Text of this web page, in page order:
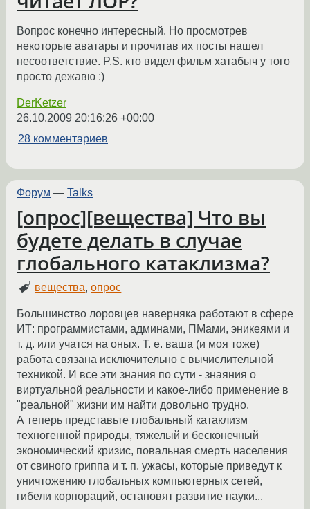
Вопрос конечно интересный. Но просмотрев
некоторые аватары и прочитав их посты нашел
несоответствие. P.S. кто видел фильм хатабыч у того
просто дежавю :)
DerKetzer
26.10.2009 20:16:26 +00:00
28 комментариев
Форум — Talks
[опрос][вещества] Что вы
будете делать в случае
глобального катаклизма?
вещества,опрос
Большинство лоровцев наверняка работают в сфере
ИТ: программистами, админами, ПМами, эникеями и
т. д. или учатся на оных. Т. е. ваша (и моя тоже)
работа связана исключительно с вычислительной
техникой. И все эти знания по сути - знаяния о
виртуальной реальности и какое-либо применение в
"реальной" жизни им найти довольно трудно.
А теперь представьте глобальный катаклизм
техногенной природы, тяжелый и бесконечный
экономический кризис, повальная смерть населения
от свиного гриппа и т. п. ужасы, которые приведут к
уничтожению глобальных компьютерных сетей,
гибели корпораций, остановят развитие науки...